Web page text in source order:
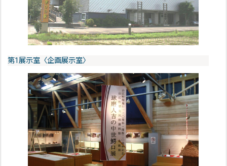
第1展示室〈企画展示室〉